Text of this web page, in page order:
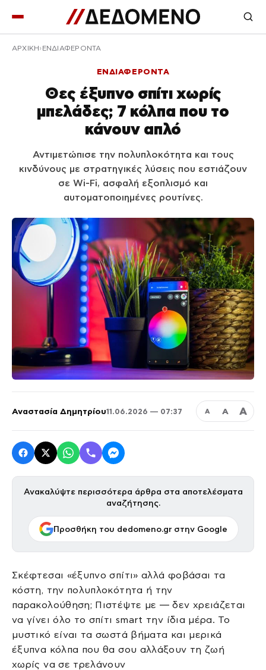
ΑΡΧΙΚΉ ΕΝΔΙΑΦΕΡΟΝΤΑ
ΕΝΔΙΑΦΕΡΟΝΤΑ
Θες έξυπνο σπίτι χωρίς
μπελάδες; 7 κόλπα που το
κάνουν απλό
Αντιμετώπισε την πολυπλοκότητα και τους
κινδύνους με στρατηγικές λύσεις που εστιάζουν
σε Wi‑Fi, ασφαλή εξοπλισμό και
αυτοματοποιημένες ρουτίνες.
Αναστασία Δημητρίου11.06.2026 — 07:37 Α Α Α
Ανακαλύψτε περισσότερα άρθρα στα αποτελέσματα
αναζήτησης.
Προσθήκη του dedomeno.gr στην Google
Σκέφτεσαι «έξυπνο σπίτι» αλλά φοβάσαι τα
κόστη, την πολυπλοκότητα ή την
παρακολούθηση; Πιστέψτε με — δεν χρειάζεται
να γίνει όλο το σπίτι smart την ίδια μέρα. Το
μυστικό είναι τα σωστά βήματα και μερικά
έξυπνα κόλπα που θα σου αλλάξουν τη ζωή
χωρίς να σε τρελάνουν